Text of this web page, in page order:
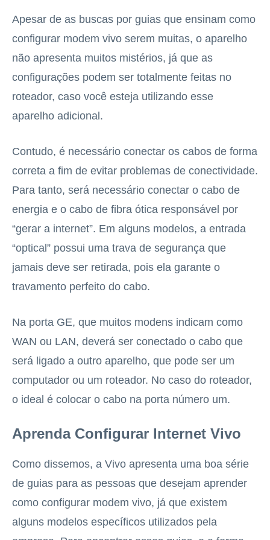
Apesar de as buscas por guias que ensinam como
configurar modem vivo serem muitas, o aparelho
não apresenta muitos mistérios, já que as
configurações podem ser totalmente feitas no
roteador, caso você esteja utilizando esse
aparelho adicional.
Contudo, é necessário conectar os cabos de forma
correta a fim de evitar problemas de conectividade.
Para tanto, será necessário conectar o cabo de
energia e o cabo de fibra ótica responsável por
“gerar a internet”. Em alguns modelos, a entrada
“optical” possui uma trava de segurança que
jamais deve ser retirada, pois ela garante o
travamento perfeito do cabo.
Na porta GE, que muitos modens indicam como
WAN ou LAN, deverá ser conectado o cabo que
será ligado a outro aparelho, que pode ser um
computador ou um roteador. No caso do roteador,
o ideal é colocar o cabo na porta número um.
Aprenda Configurar Internet Vivo
Como dissemos, a Vivo apresenta uma boa série
de guias para as pessoas que desejam aprender
como configurar modem vivo, já que existem
alguns modelos específicos utilizados pela